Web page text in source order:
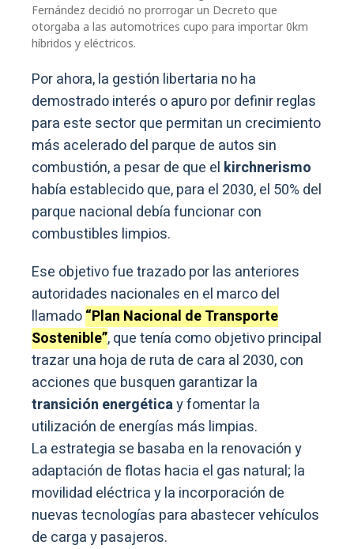
Fernández decidió no prorrogar un Decreto que
otorgaba a las automotrices cupo para importar 0km
híbridos y eléctricos.
Por ahora, la gestión libertaria no ha
demostrado interés o apuro por definir reglas
para este sector que permitan un crecimiento
más acelerado del parque de autos sin
combustión, a pesar de que el kirchnerismo
había establecido que, para el 2030, el 50% del
parque nacional debía funcionar con
combustibles limpios.
Ese objetivo fue trazado por las anteriores
autoridades nacionales en el marco del
llamado“Plan Nacional de Transporte
Sostenible”, que tenía como objetivo principal
trazar una hoja de ruta de cara al 2030, con
acciones que busquen garantizar la
transición energéticay fomentar la
utilización de energías más limpias.
La estrategia se basaba en la renovación y
adaptación de flotas hacia el gas natural; la
movilidad eléctrica y la incorporación de
nuevas tecnologías para abastecer vehículos
de carga y pasajeros.